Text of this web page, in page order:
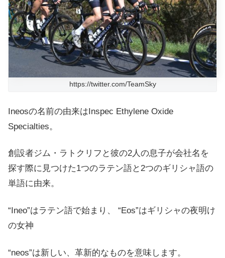
https://twitter.com/TeamSky
Ineosの名前の由来はInspec Ethylene Oxide
Specialties。
創設者ジム・ラトクリフと彼の2人の息子が会社名を
探す際に見つけた1つのラテン語と2つのギリシャ語の
単語に由来。
“Ineo”はラテン語で始まり、 “Eos”はギリシャの夜明け
の女神
“neos”は新しい、革新的なものを意味します。